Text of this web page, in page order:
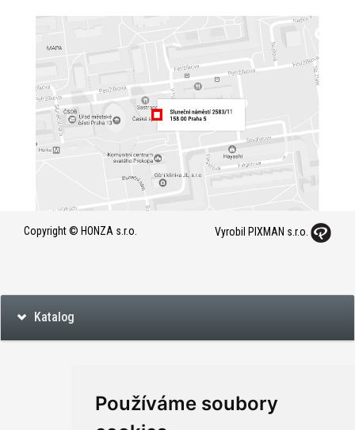
Používáme soubory
Copyright © HONZA s.r.o. Vyrobil PIXMAN s.r.o.
Katalog